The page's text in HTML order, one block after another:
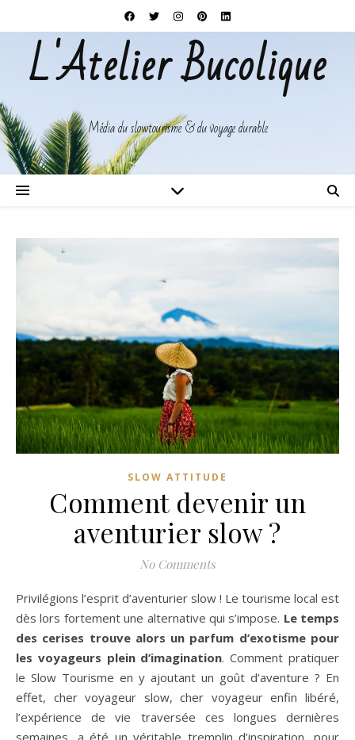
L'Atelier Bucolique
Média du slowtourisme & du voyage durable
SLOW ATTITUDE
Comment devenir un
aventurier slow ?
No Comments
Privilégions l’esprit d’aventurier slow ! Le tourisme local est
dès lors fortement une alternative qui s’impose. Le temps
des cerises trouve alors un parfum d’exotisme pour
les voyageurs plein d’imagination. Comment pratiquer
le Slow Tourisme en y ajoutant un goût d’aventure ? En
effet, cher voyageur slow, cher voyageur enfin libéré,
l’expérience de vie traversée ces longues dernières
semaines, a été un véritable tremplin d’inspiration, pour